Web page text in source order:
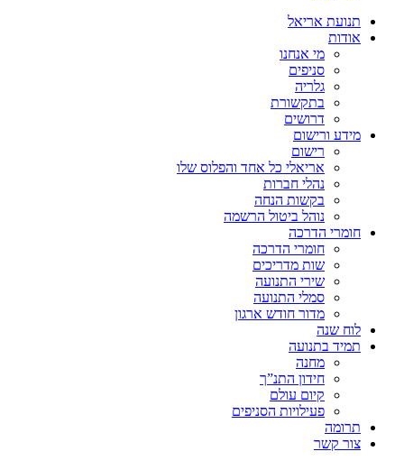
תנועת אריאל
אודות
מי אנחנו
סניפים
גלריה
בתקשורת
דרושים
מידע ורישום
רישום
אריאלי כל אחד והפלוס שלו
נהלי חברות
בקשות הנחה
נוהל ביטול הרשמה
חומרי הדרכה
חומרי הדרכה
שות מדריכים
שירי התנועה
סמלי התנועה
מדור חודש ארגון
לוח שנה
תמיד בתנועה
מחנה
חידון התנ”ך
קיום עולם
פעילויות הסניפים
תרומה
צור קשר